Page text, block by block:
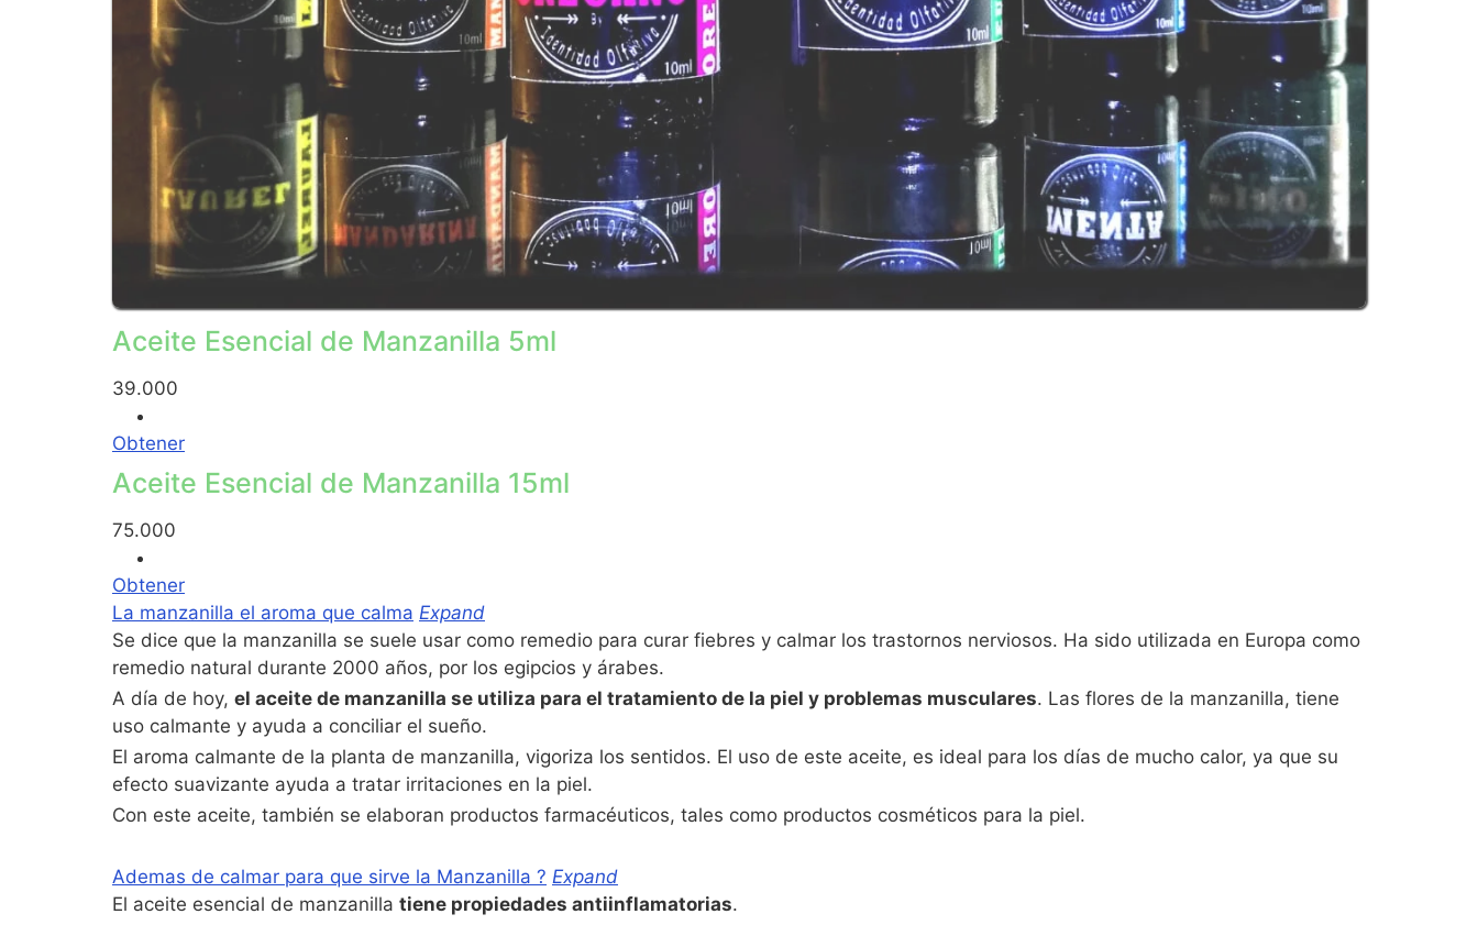
Aceite Esencial de Manzanilla 5ml
39.000
Obtener
Aceite Esencial de Manzanilla 15ml
75.000
Obtener
La manzanilla el aroma que calma Expand
Se dice que la manzanilla se suele usar como remedio para curar fiebres y calmar los trastornos nerviosos. Ha sido utilizada en Europa como
remedio natural durante 2000 años, por los egipcios y árabes.
A día de hoy, el aceite de manzanilla se utiliza para el tratamiento de la piel y problemas musculares. Las flores de la manzanilla, tiene
uso calmante y ayuda a conciliar el sueño.
El aroma calmante de la planta de manzanilla, vigoriza los sentidos. El uso de este aceite, es ideal para los días de mucho calor, ya que su
efecto suavizante ayuda a tratar irritaciones en la piel.
Con este aceite, también se elaboran productos farmacéuticos, tales como productos cosméticos para la piel.
Ademas de calmar para que sirve la Manzanilla ? Expand
El aceite esencial de manzanilla tiene propiedades antiinflamatorias.